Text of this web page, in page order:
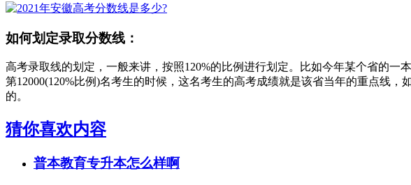
如何划定录取分数线：
高考录取线的划定，一般来讲，按照120%的比例进行划定。比如今年某个省的
第12000(120%比例)名考生的时候，这名考生的高考成绩就是该省当年的重点线
的。
猜你喜欢内容
普本教育专升本怎么样啊